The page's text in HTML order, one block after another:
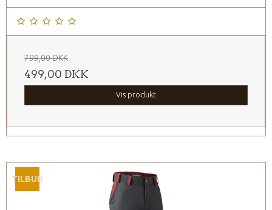
799,00 DKK
499,00 DKK
Vis produkt
TILBUD